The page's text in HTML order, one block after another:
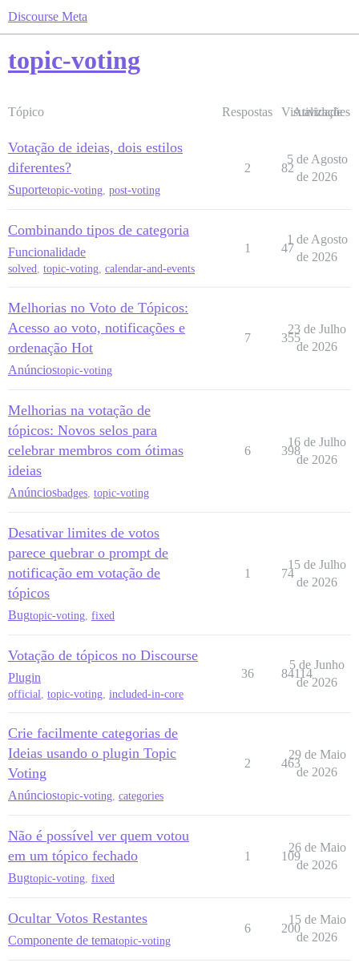
Discourse Meta
topic-voting
Tópico Respostas Visualizações
Atividade
Votação de ideias, dois estilos
diferentes?
Suportetopic-voting post-voting
2 82
5 de Agosto
de 2026
Combinando tipos de categoria
Funcionalidade
solved, topic-voting, calendar-and-events
1 47
1 de Agosto
de 2026
Melhorias no Voto de Tópicos:
Acesso ao voto, notificações e
ordenação Hot
Anúnciostopic-voting
7 355
23 de Julho
de 2026
Melhorias na votação de
tópicos: Novos selos para
celebrar membros com ótimas
ideias
Anúnciosbadges topic-voting
6 398
16 de Julho
de 2026
Desativar limites de votos
parece quebrar o prompt de
notificação em votação de
tópicos
Bugtopic-voting fixed
1 74
15 de Julho
de 2026
Votação de tópicos no Discourse
Plugin
official, topic-voting, included-in-core
36 84114
5 de Junho
de 2026
Crie facilmente categorias de
Ideias usando o plugin Topic
Voting
Anúnciostopic-voting categories
2 463
29 de Maio
de 2026
Não é possível ver quem votou
em um tópico fechado
Bugtopic-voting fixed
1 109
26 de Maio
de 2026
Ocultar Votos Restantes
Componente de tematopic-voting
6 200
15 de Maio
de 2026